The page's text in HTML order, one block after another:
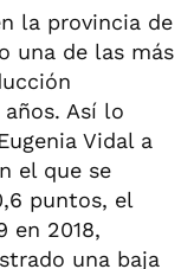
la provincia de
una de las más
Así lo
Vidal a
el que se
puntos, el
en 2018,
una baja